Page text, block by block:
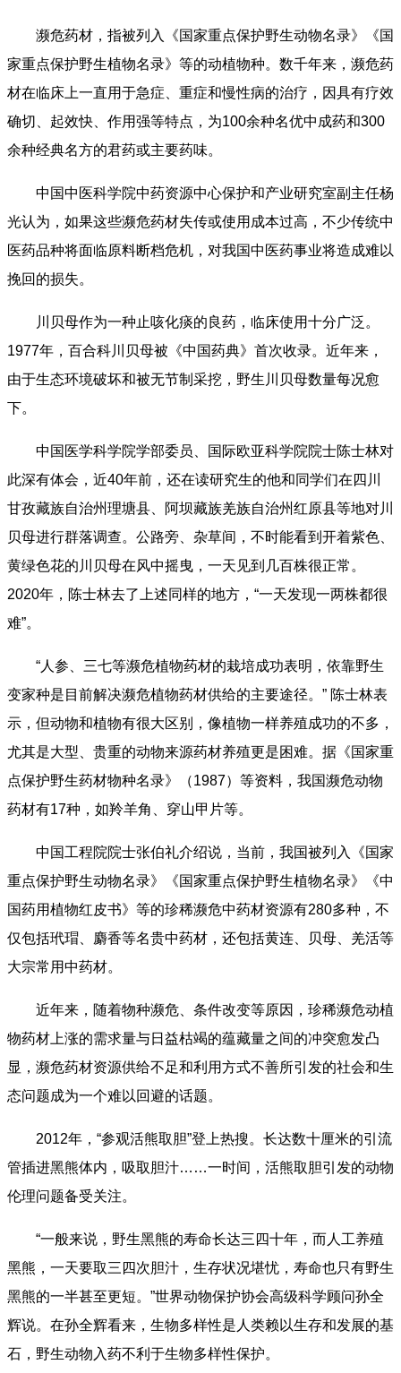
濒危药材，指被列入《国家重点保护野生动物名录》《国
家重点保护野生植物名录》等的动植物种。数千年来，濒危药
材在临床上一直用于急症、重症和慢性病的治疗，因具有疗效
确切、起效快、作用强等特点，为100余种名优中成药和300
余种经典名方的君药或主要药味。
中国中医科学院中药资源中心保护和产业研究室副主任杨
光认为，如果这些濒危药材失传或使用成本过高，不少传统中
医药品种将面临原料断档危机，对我国中医药事业将造成难以
挽回的损失。
川贝母作为一种止咳化痰的良药，临床使用十分广泛。
1977年，百合科川贝母被《中国药典》首次收录。近年来，
由于生态环境破坏和被无节制采挖，野生川贝母数量每况愈
下。
中国医学科学院学部委员、国际欧亚科学院院士陈士林对
此深有体会，近40年前，还在读研究生的他和同学们在四川
甘孜藏族自治州理塘县、阿坝藏族羌族自治州红原县等地对川
贝母进行群落调查。公路旁、杂草间，不时能看到开着紫色、
黄绿色花的川贝母在风中摇曳，一天见到几百株很正常。
2020年，陈士林去了上述同样的地方，“一天发现一两株都很
难”。
“人参、三七等濒危植物药材的栽培成功表明，依靠野生
变家种是目前解决濒危植物药材供给的主要途径。” 陈士林表
示，但动物和植物有很大区别，像植物一样养殖成功的不多，
尤其是大型、贵重的动物来源药材养殖更是困难。据《国家重
点保护野生药材物种名录》（1987）等资料，我国濒危动物
药材有17种，如羚羊角、穿山甲片等。
中国工程院院士张伯礼介绍说，当前，我国被列入《国家
重点保护野生动物名录》《国家重点保护野生植物名录》《中
国药用植物红皮书》等的珍稀濒危中药材资源有280多种，不
仅包括玳瑁、麝香等名贵中药材，还包括黄连、贝母、羌活等
大宗常用中药材。
近年来，随着物种濒危、条件改变等原因，珍稀濒危动植
物药材上涨的需求量与日益枯竭的蕴藏量之间的冲突愈发凸
显，濒危药材资源供给不足和利用方式不善所引发的社会和生
态问题成为一个难以回避的话题。
2012年，“参观活熊取胆”登上热搜。长达数十厘米的引流
管插进黑熊体内，吸取胆汁……一时间，活熊取胆引发的动物
伦理问题备受关注。
“一般来说，野生黑熊的寿命长达三四十年，而人工养殖
黑熊，一天要取三四次胆汁，生存状况堪忧，寿命也只有野生
黑熊的一半甚至更短。”世界动物保护协会高级科学顾问孙全
辉说。在孙全辉看来，生物多样性是人类赖以生存和发展的基
石，野生动物入药不利于生物多样性保护。